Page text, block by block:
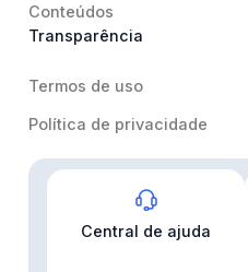
Conteúdos
Transparência
Termos de uso
Política de privacidade
Central de ajuda